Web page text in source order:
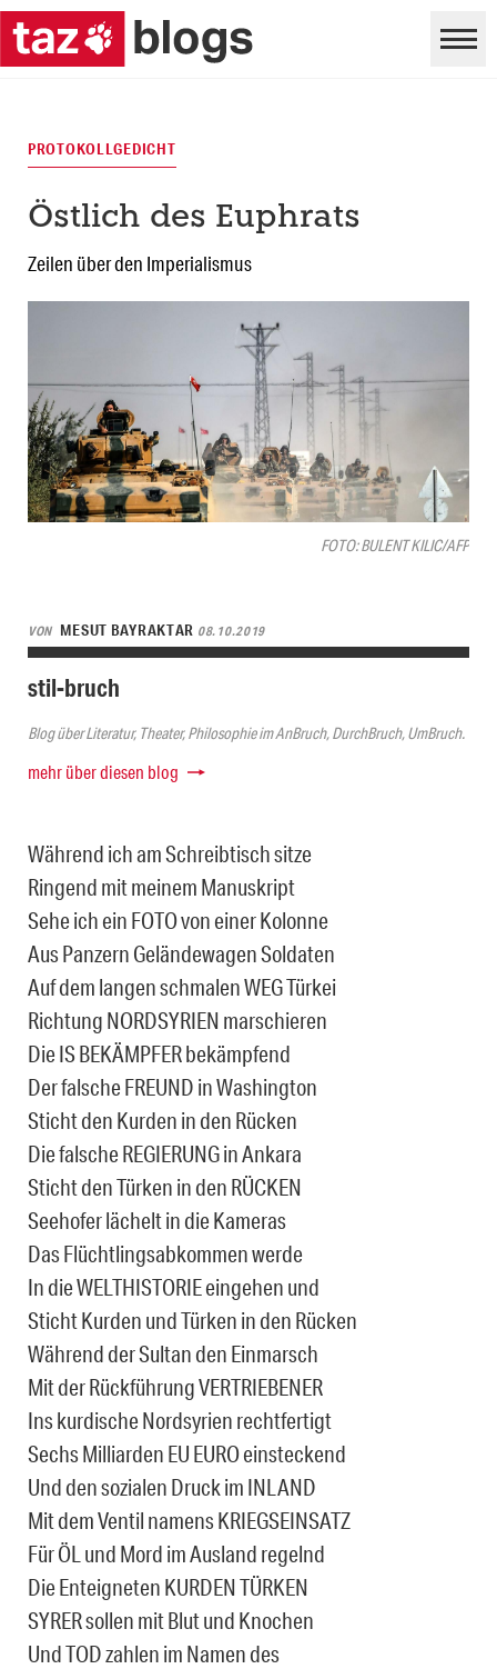
FOTO: BULENT KILIC/AFP
PROTOKOLLGEDICHT
Östlich des Euphrats
Zeilen über den Imperialismus
VON MESUT BAYRAKTAR 08.10.2019
stil-bruch
Blog über Literatur, Theater, Philosophie im AnBruch, DurchBruch, UmBruch.
mehr über diesen blog
Während ich am Schreibtisch sitze
Ringend mit meinem Manuskript
Sehe ich ein FOTO von einer Kolonne
Aus Panzern Geländewagen Soldaten
Auf dem langen schmalen WEG Türkei
Richtung NORDSYRIEN marschieren
Die IS BEKÄMPFER bekämpfend
Der falsche FREUND in Washington
Sticht den Kurden in den Rücken
Die falsche REGIERUNG in Ankara
Sticht den Türken in den RÜCKEN
Seehofer lächelt in die Kameras
Das Flüchtlingsabkommen werde
In die WELTHISTORIE eingehen und
Sticht Kurden und Türken in den Rücken
Während der Sultan den Einmarsch
Mit der Rückführung VERTRIEBENER
Ins kurdische Nordsyrien rechtfertigt
Sechs Milliarden EU EURO einsteckend
Und den sozialen Druck im INLAND
Mit dem Ventil namens KRIEGSEINSATZ
Für ÖL und Mord im Ausland regelnd
Die Enteigneten KURDEN TÜRKEN
SYRER sollen mit Blut und Knochen
Und TOD zahlen im Namen des